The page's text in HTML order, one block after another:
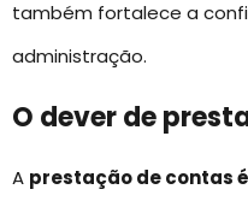
também fortalece a
administração.
O dever de
A prestação de contas